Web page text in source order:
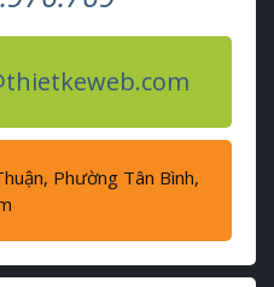
Phường Tân Bình,